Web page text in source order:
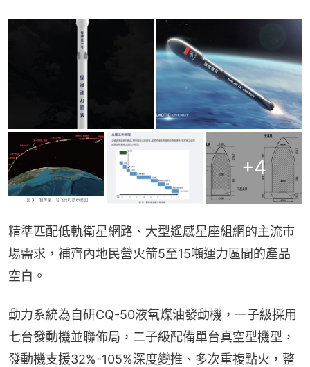
+4
精準匹配低軌衛星網路、大型遙感星座組網的主流市
場需求，補齊內地民營火箭5至15噸運力區間的產品
空白。
動力系統為自研CQ-50液氧煤油發動機，一子級採用
七台發動機並聯佈局，二子級配備單台真空型機型，
發動機支援32%-105%深度變推、多次重複點火，整